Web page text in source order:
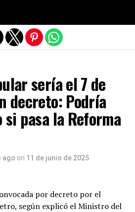
sería el 7 de
decreto: Podría
pasa la Reforma
ago on 11 de junio de 2025
por decreto por el
según explicó el Ministro del